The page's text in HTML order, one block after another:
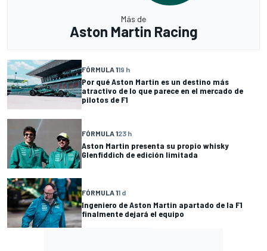
Más de
Aston Martin Racing
FÓRMULA 119 h
Por qué Aston Martin es un destino más
atractivo de lo que parece en el mercado de
pilotos de F1
FÓRMULA 123 h
Aston Martin presenta su propio whisky
Glenfiddich de edición limitada
FÓRMULA 11 d
Ingeniero de Aston Martin apartado de la F1
finalmente dejará el equipo